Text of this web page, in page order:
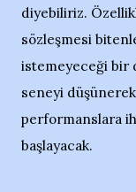
diyebiliriz.
sözleşmesi
istemeyeceği bir
seneyi
performanslara
başlayacak.